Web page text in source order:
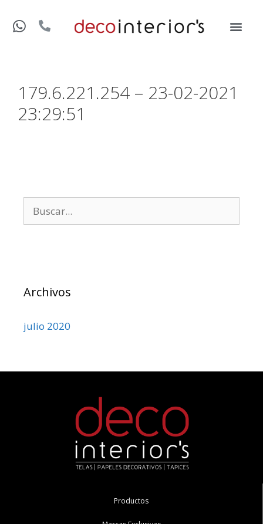
179.6.221.254 – 23-02-2021
23:29:51
Archivos
julio 2020
Productos